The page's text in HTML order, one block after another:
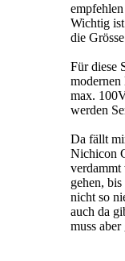
Wichtig
die
Für diese
max.
werden
Da fällt
Nichicon
gehen,
nicht so
auch da
muss